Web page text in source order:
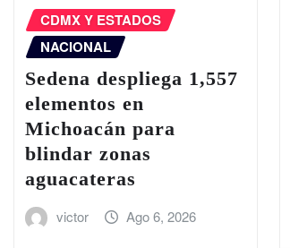
CDMX Y ESTADOS
NACIONAL
Sedena despliega 1,557
elementos en
Michoacán para
blindar zonas
aguacateras
victor Ago 6, 2026